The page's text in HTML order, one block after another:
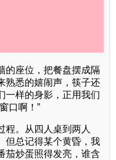
的座位，把餐盘摆成隔
熟悉的嬉闹声，筷子还
样的身影，正用我们
口啊！”
程。从四人桌到两人
但总记得某个黄昏，我
茄炒蛋照得发亮，谁含